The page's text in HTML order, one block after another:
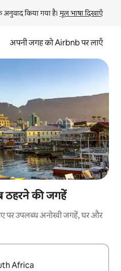
किया गया है। मूल भाषा दिखाएँ
अपनी जगह को Airbnb पर लाएँ
ठहरने की जगहें
पर उपलब्ध अनोखी जगहें, घर और
डाउन 'ऐरो की' का इस्तेमाल करके नेविगेट